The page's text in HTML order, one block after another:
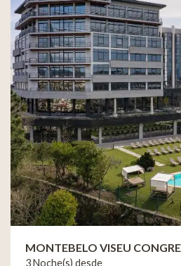
MONTEBELO VISEU
3 Noche(s) desde